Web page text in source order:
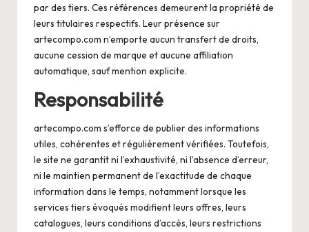
par des tiers. Ces références demeurent la propriété de
leurs titulaires respectifs. Leur présence sur
artecompo.com n’emporte aucun transfert de droits,
aucune cession de marque et aucune affiliation
automatique, sauf mention explicite.
Responsabilité
artecompo.com s’efforce de publier des informations
utiles, cohérentes et régulièrement vérifiées. Toutefois,
le site ne garantit ni l’exhaustivité, ni l’absence d’erreur,
ni le maintien permanent de l’exactitude de chaque
information dans le temps, notamment lorsque les
services tiers évoqués modifient leurs offres, leurs
catalogues, leurs conditions d’accès, leurs restrictions